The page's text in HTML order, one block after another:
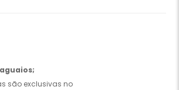
são exclusivas no